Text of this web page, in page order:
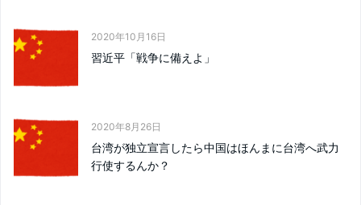
2020年10月16日
習近平「戦争に備えよ」
2020年8月26日
台湾が独立宣言したら中国はほんまに台湾へ武力
行使するんか？